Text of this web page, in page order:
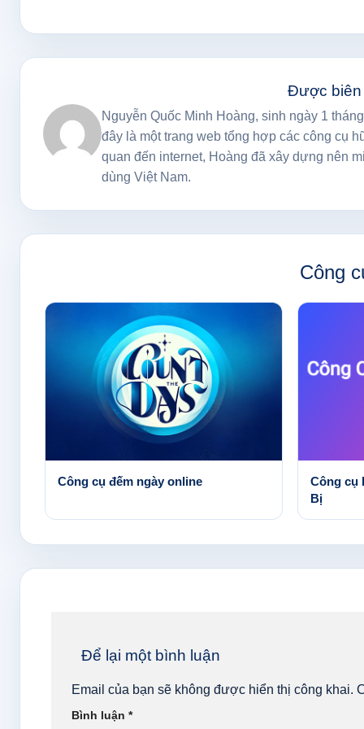
Được biên
Nguyễn Quốc Minh Hoàng, sinh ngày 1
đây là một trang web tổng hợp các công cụ
quan đến internet, Hoàng đã xây dựng nên
dùng Việt Nam.
Công
Công cụ đếm ngày online
Công cụ
Bị
Để lại một bình luận
Email của bạn sẽ không được hiển thị công khai.
Bình luận *